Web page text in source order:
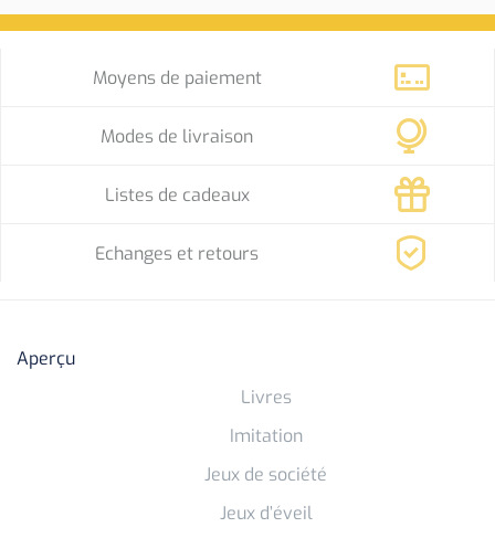
Moyens de paiement
Modes de livraison
Listes de cadeaux
Echanges et retours
Aperçu
Livres
Imitation
Jeux de société
Jeux d’éveil